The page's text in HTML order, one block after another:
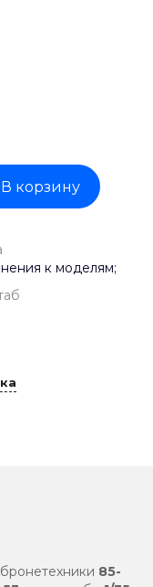
В корзину
к моделям;
85-